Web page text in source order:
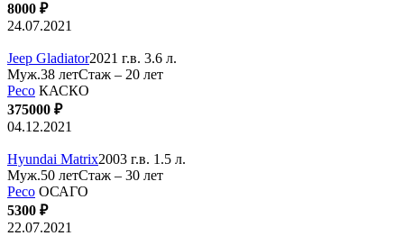
8000 ₽
24.07.2021
Jeep Gladiator2021 г.в. 3.6 л.
Муж.38 летСтаж – 20 лет
Ресо КАСКО
375000 ₽
04.12.2021
Hyundai Matrix2003 г.в. 1.5 л.
Муж.50 летСтаж – 30 лет
Ресо ОСАГО
5300 ₽
22.07.2021